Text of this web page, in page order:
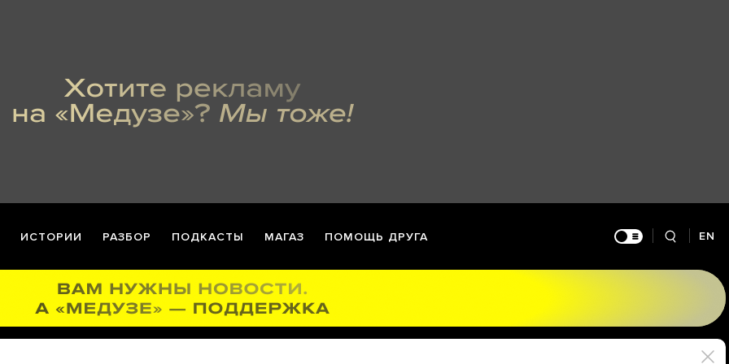
ИСТОРИИ РАЗБОР ПОДКАСТЫ МАГАЗ ПОМОЩЬ ДРУГА EN